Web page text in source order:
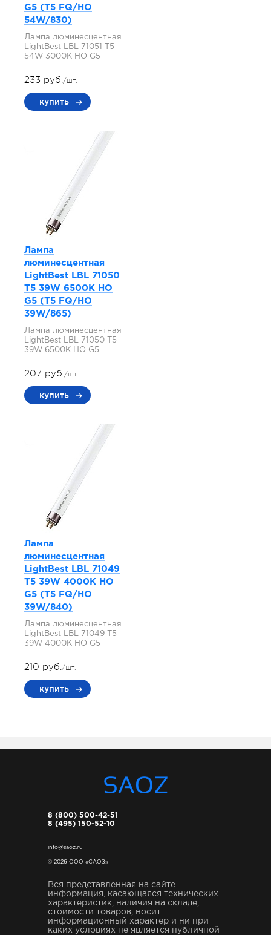
G5 (T5 FQ/HO
54W/830)
Лампа люминесцентная
LightBest LBL 71051 T5
54W 3000K HO G5
233 руб./шт.
купить
Лампа
люминесцентная
LightBest LBL 71050
T5 39W 6500K HO
G5 (T5 FQ/HO
39W/865)
Лампа люминесцентная
LightBest LBL 71050 T5
39W 6500K HO G5
207 руб./шт.
купить
Лампа
люминесцентная
LightBest LBL 71049
T5 39W 4000K HO
G5 (T5 FQ/HO
39W/840)
Лампа люминесцентная
LightBest LBL 71049 T5
39W 4000K HO G5
210 руб./шт.
купить
8 (800) 500-42-51
8 (495) 150-52-10
info@saoz.ru
© 2026 ООО «САОЗ»
Вся представленная на сайте
информация, касающаяся технических
характеристик, наличия на складе,
стоимости товаров, носит
информационный характер и ни при
каких условиях не является публичной